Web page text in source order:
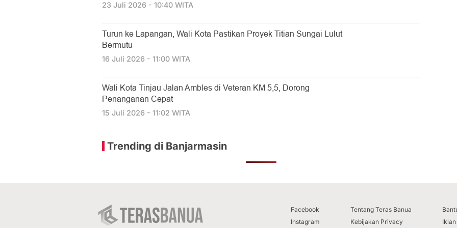
23 Juli 2026 - 10:40 WITA
Turun ke Lapangan, Wali Kota Pastikan Proyek Titian Sungai Lulut
Bermutu
16 Juli 2026 - 11:00 WITA
​Wali Kota Tinjau Jalan Ambles di Veteran KM 5,5, Dorong
Penanganan Cepat
15 Juli 2026 - 11:02 WITA
Trending di Banjarmasin
Facebook
Instagram
Tentang Teras Banua
Kebijakan Privacy
Iklan